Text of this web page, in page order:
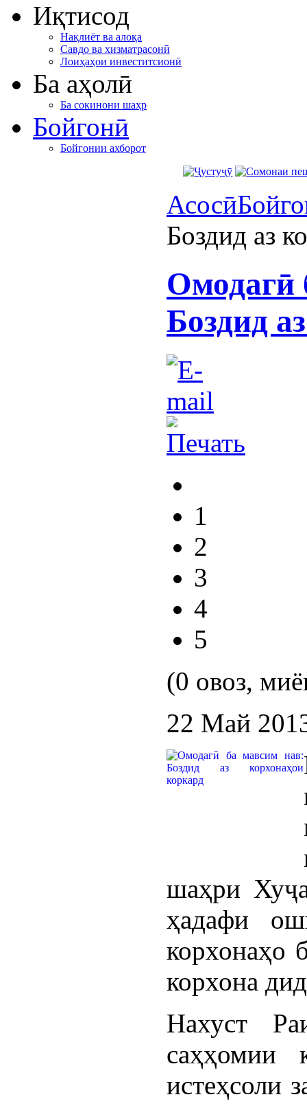
Иқтисод
Нақлиёт ва алоқа
Савдо ва хизматрасонӣ
Лоиҳаҳои инвеститсионӣ
Ба аҳолӣ
Ба сокинони шаҳр
Бойгонӣ
Бойгонии ахборот
Асосӣ
Боздид аз
Омодагӣ
Боздид
1
2
3
4
5
(0 овоз,
22 Май
шаҳри
ҳадафи
корхонаҳо
корхона
Нахуст
саҳҳомии
истеҳсоли